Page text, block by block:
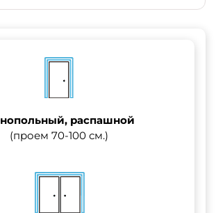
распашной
(проем 70-100 см.)